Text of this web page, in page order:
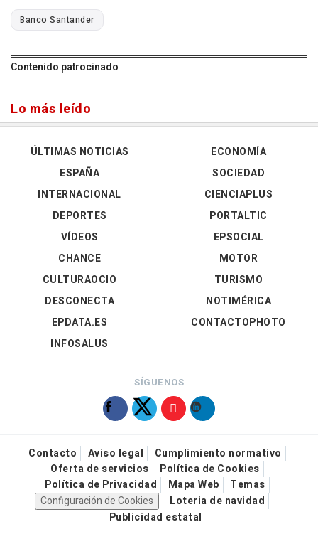
Banco Santander
Contenido patrocinado
Lo más leído
ÚLTIMAS NOTICIAS
ESPAÑA
INTERNACIONAL
DEPORTES
VÍDEOS
ECONOMÍA
SOCIEDAD
CIENCIAPLUS
PORTALTIC
EPSOCIAL
CHANCE
CULTURAOCIO
DESCONECTA
EPDATA.ES
INFOSALUS
MOTOR
TURISMO
NOTIMÉRICA
CONTACTOPHOTO
SÍGUENOS
Contacto Aviso legal
Cumplimiento normativo
Oferta de servicios
Política de Cookies
Política de Privacidad
Mapa Web
Temas
Configuración de Cookies
Loteria de navidad
Publicidad estatal